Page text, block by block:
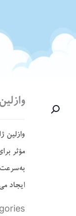
وازلین
مؤثر
ایجاد